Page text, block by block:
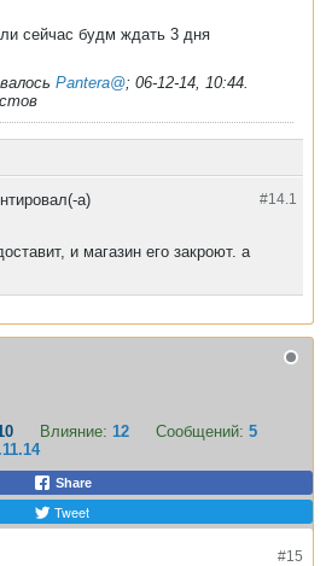
сейчас будм ждать 3 дня
Pantera@; 06-12-14, 10:44
#14. 1
а)
и магазин его закроют. а
Влияние: 12 Сообщений: 5
Share
Tweet
#15